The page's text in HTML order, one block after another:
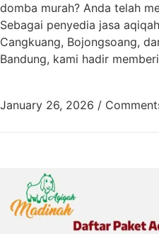
domba murah? Anda telah
Sebagai penyedia jasa
Cangkuang, Bojongsoang,
Bandung, kami hadir
January 26, 2026 /